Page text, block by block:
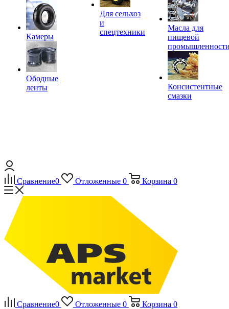
Камеры
Ободные
ленты
Для сельхоз
и
спецтехники
Масла для
пищевой
Консистентные
смазки
Сравнение0 Отложенные 0 Корзина 0
Сравнение0 Отложенные 0 Корзина 0